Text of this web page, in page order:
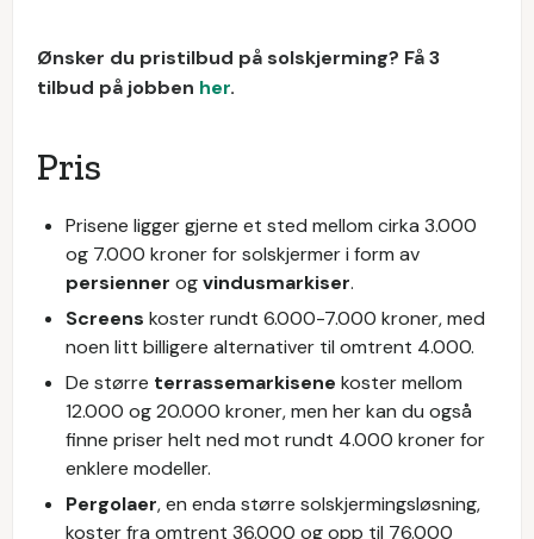
Ønsker du pristilbud på solskjerming? Få 3
tilbud på jobben her.
Pris
Prisene ligger gjerne et sted mellom cirka 3.000
og 7.000 kroner for solskjermer i form av
persienner ogvindusmarkiser.
Screens koster rundt 6.000-7.000 kroner, med
noen litt billigere alternativer til omtrent 4.000.
De større terrassemarkisene koster mellom
12.000 og 20.000 kroner, men her kan du også
finne priser helt ned mot rundt 4.000 kroner for
enklere modeller.
Pergolaer, en enda større solskjermingsløsning,
koster fra omtrent 36.000 og opp til 76.000